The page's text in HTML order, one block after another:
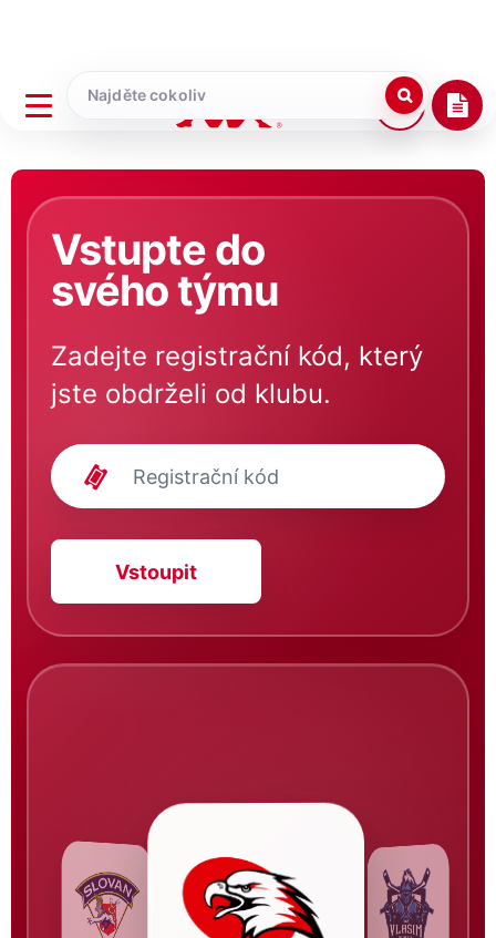
Vstupte do
svého týmu
Zadejte registrační kód, který
jste obdrželi od klubu.
Vstoupit